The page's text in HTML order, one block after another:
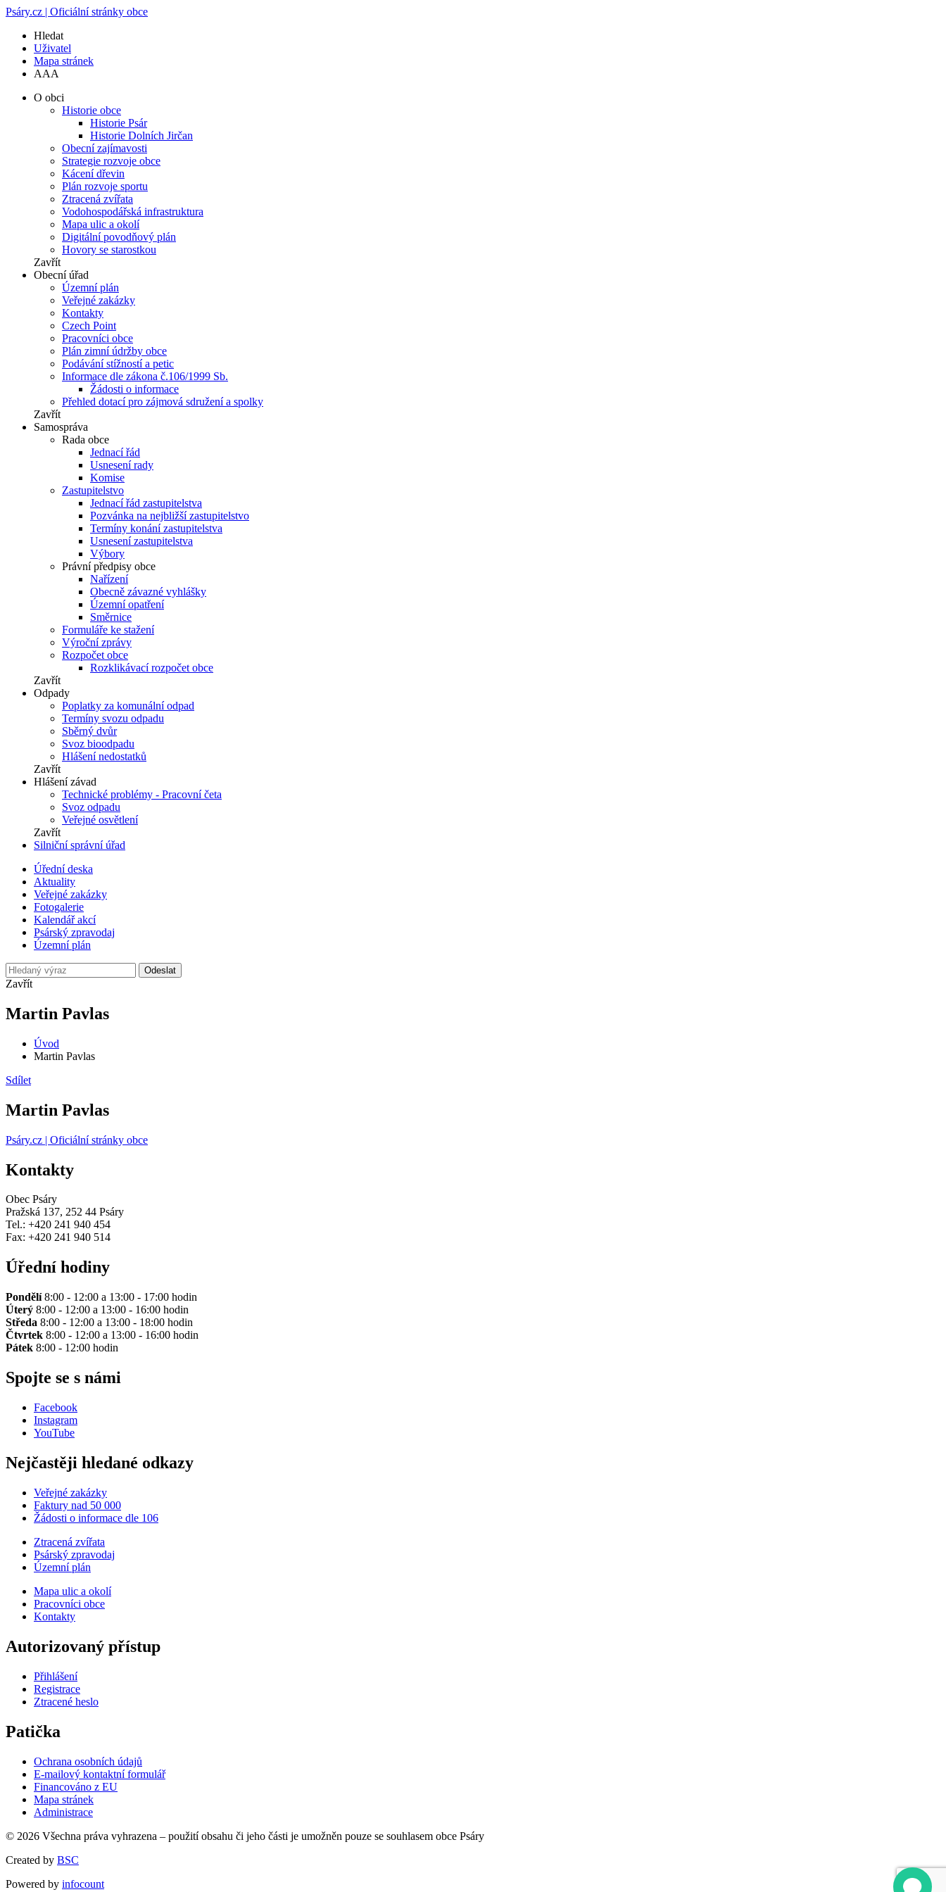
Psáry.cz | Oficiální stránky obce
Hledat
Uživatel
Mapa stránek
AAA
O obci
Historie obce
Historie Psár
Historie Dolních Jirčan
Obecní zajímavosti
Strategie rozvoje obce
Kácení dřevin
Plán rozvoje sportu
Ztracená zvířata
Vodohospodářská infrastruktura
Mapa ulic a okolí
Digitální povodňový plán
Hovory se starostkou
Zavřít
Obecní úřad
Územní plán
Veřejné zakázky
Kontakty
Czech Point
Pracovníci obce
Plán zimní údržby obce
Podávání stížností a petic
Informace dle zákona č.106/1999 Sb.
Žádosti o informace
Přehled dotací pro zájmová sdružení a spolky
Zavřít
Samospráva
Rada obce
Jednací řád
Usnesení rady
Komise
Zastupitelstvo
Jednací řád zastupitelstva
Pozvánka na nejbližší zastupitelstvo
Termíny konání zastupitelstva
Usnesení zastupitelstva
Výbory
Právní předpisy obce
Nařízení
Obecně závazné vyhlášky
Územní opatření
Směrnice
Formuláře ke stažení
Výroční zprávy
Rozpočet obce
Rozklikávací rozpočet obce
Zavřít
Odpady
Poplatky za komunální odpad
Termíny svozu odpadu
Sběrný dvůr
Svoz bioodpadu
Hlášení nedostatků
Zavřít
Hlášení závad
Technické problémy - Pracovní četa
Svoz odpadu
Veřejné osvětlení
Zavřít
Silniční správní úřad
Úřední deska
Aktuality
Veřejné zakázky
Fotogalerie
Kalendář akcí
Psárský zpravodaj
Územní plán
Odeslat
Zavřít
Martin Pavlas
Úvod
Martin Pavlas
Sdílet
Martin Pavlas
Psáry.cz | Oficiální stránky obce
Kontakty
Obec Psáry
Pražská 137, 252 44 Psáry
Tel.: +420 241 940 454
Fax: +420 241 940 514
Úřední hodiny
Pondělí8:00 - 12:00 a 13:00 - 17:00 hodin
Úterý 8:00 - 12:00 a 13:00 - 16:00 hodin
Středa 8:00 - 12:00 a 13:00 - 18:00 hodin
Čtvrtek 8:00 - 12:00 a 13:00 - 16:00 hodin
Pátek 8:00 - 12:00 hodin
Spojte se s námi
Facebook
Instagram
YouTube
Nejčastěji hledané odkazy
Veřejné zakázky
Faktury nad 50 000
Žádosti o informace dle 106
Ztracená zvířata
Psárský zpravodaj
Územní plán
Mapa ulic a okolí
Pracovníci obce
Kontakty
Autorizovaný přístup
Přihlášení
Registrace
Ztracené heslo
Patička
Ochrana osobních údajů
E-mailový kontaktní formulář
Financováno z EU
Mapa stránek
Administrace
© 2026 Všechna práva vyhrazena – použití obsahu či jeho části je umožněn pouze se souhlasem obce Psáry
Created by BSC
Powered by infocount